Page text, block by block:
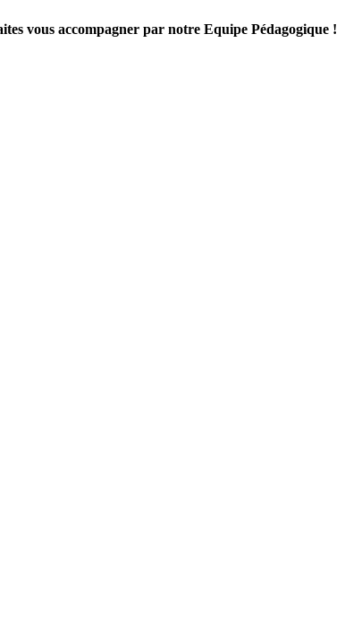
vous accompagner par notre Equipe Pédagogique !